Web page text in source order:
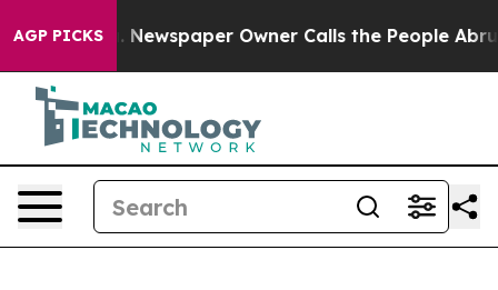
AGP PICKS
Newspaper Owner Calls the People Abruptly